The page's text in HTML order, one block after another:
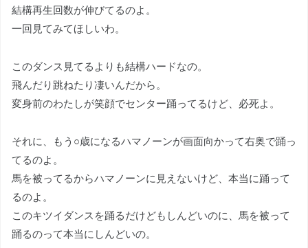
結構再生回数が伸びてるのよ。
一回見てみてほしいわ。
このダンス見てるよりも結構ハードなの。
飛んだり跳ねたり凄いんだから。
変身前のわたしが笑顔でセンター踊ってるけど、必死よ。
それに、もう○歳になるハマノーンが画面向かって右奥で踊っ
てるのよ。
馬を被ってるからハマノーンに見えないけど、本当に踊って
るのよ。
このキツイダンスを踊るだけどもしんどいのに、馬を被って
踊るのって本当にしんどいの。